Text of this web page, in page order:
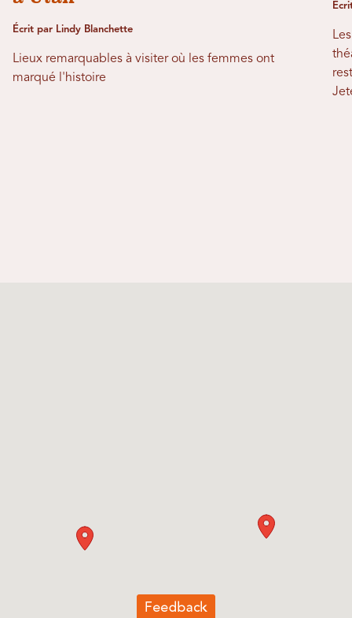
Écrit par Lindy Blanchette
Lieux remarquables à visiter où les femmes ont
marqué l'histoire